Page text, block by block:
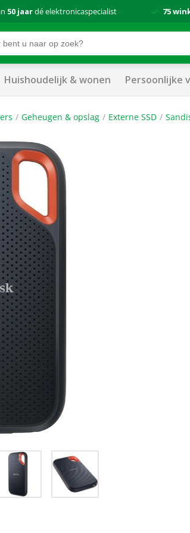
50 jaardé elektronicaspecialist 75
Huishoudelijk & wonen Persoonlijke
Geheugen & opslag Externe SSD